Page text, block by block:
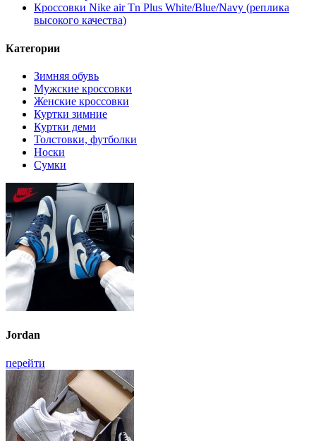
Кроссовки Nike air Tn Plus White/Blue/Navy (реплика
высокого качества)
Категории
Зимняя обувь
Мужские кроссовки
Женские кроссовки
Куртки зимние
Куртки деми
Толстовки, футболки
Носки
Сумки
Jordan
перейти